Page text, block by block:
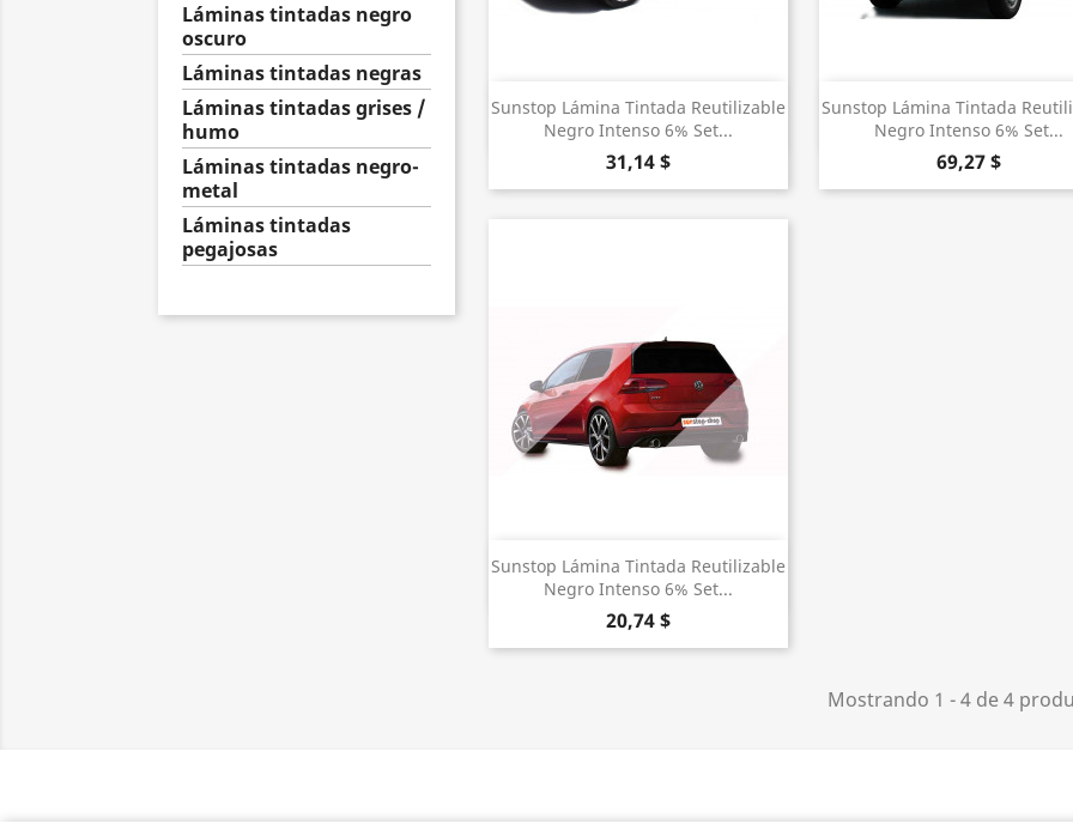
Láminas tintadas negro
oscuro
Láminas tintadas negras
Láminas tintadas grises /
humo
Láminas tintadas negro-
metal
Láminas tintadas
pegajosas
Sunstop Lámina Tintada Reutilizable
Negro Intenso 6% Set...
31,14 $
Vista rápida
Sunstop Lámina Tintada
Negro Intenso 6% Set...
69,27 $
Vista rápida
Sunstop Lámina Tintada Reutilizable
Negro Intenso 6% Set...
20,74 $
Vista rápida
Mostrando 1 - 4 de 4